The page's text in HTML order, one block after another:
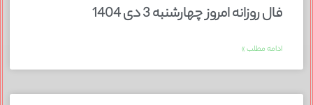
فال روزانه امروز چهارشنبه 3 دی 1404
ادامه مطلب »